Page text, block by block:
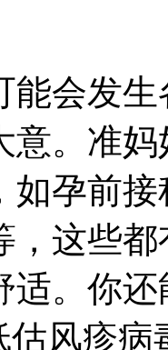
会发生
意。准
如孕前
，这些
适。你
估风疹